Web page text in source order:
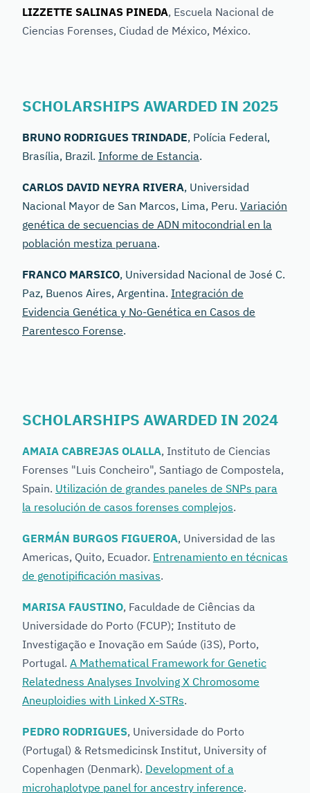
LIZZETTE SALINAS PINEDA, Escuela Nacional de
Ciencias Forenses, Ciudad de México, México.
SCHOLARSHIPS AWARDED IN 2025
BRUNO RODRIGUES TRINDADE, Polícia Federal,
Brasília, Brazil. Informe de Estancia.
CARLOS DAVID NEYRA RIVERA, Universidad
Nacional Mayor de San Marcos, Lima, Peru. Variación
genética de secuencias de ADN mitocondrial en la
población mestiza peruana.
FRANCO MARSICO, Universidad Nacional de José C.
Paz, Buenos Aires, Argentina. Integración de
Evidencia Genética y No-Genética en Casos de
Parentesco Forense.
SCHOLARSHIPS AWARDED IN 2024
AMAIA CABREJAS OLALLA, Instituto de Ciencias
Forenses "Luis Concheiro", Santiago de Compostela,
Spain. Utilización de grandes paneles de SNPs para
la resolución de casos forenses complejos.
GERMÁN BURGOS FIGUEROA, Universidad de las
Americas, Quito, Ecuador. Entrenamiento en técnicas
de genotipificación masivas.
MARISA FAUSTINO, Faculdade de Ciências da
Universidade do Porto (FCUP); Instituto de
Investigação e Inovação em Saúde (i3S), Porto,
Portugal. A Mathematical Framework for Genetic
Relatedness Analyses Involving X Chromosome
Aneuploidies with Linked X-STRs.
PEDRO RODRIGUES, Universidade do Porto
(Portugal) & Retsmedicinsk Institut, University of
Copenhagen (Denmark). Development of a
microhaplotype panel for ancestry inference.